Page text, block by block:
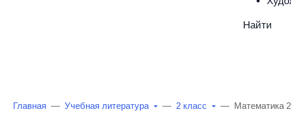
Найти
Главная Учебная литература 2 класс Математика